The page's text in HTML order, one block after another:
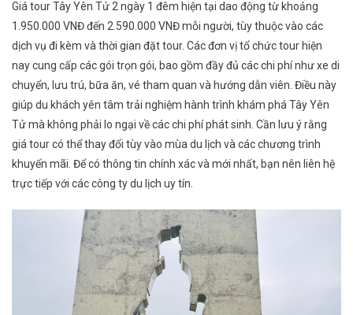
Giá tour Tây Yên Tử 2 ngày 1 đêm hiện tại dao động từ khoảng
1.950.000 VNĐ đến 2.590.000 VNĐ mỗi người, tùy thuộc vào các
dịch vụ đi kèm và thời gian đặt tour. Các đơn vị tổ chức tour hiện
nay cung cấp các gói trọn gói, bao gồm đầy đủ các chi phí như xe di
chuyển, lưu trú, bữa ăn, vé tham quan và hướng dẫn viên. Điều này
giúp du khách yên tâm trải nghiệm hành trình khám phá Tây Yên
Tử mà không phải lo ngại về các chi phí phát sinh. Cần lưu ý rằng
giá tour có thể thay đổi tùy vào mùa du lịch và các chương trình
khuyến mãi. Để có thông tin chính xác và mới nhất, bạn nên liên hệ
trực tiếp với các công ty du lịch uy tín.